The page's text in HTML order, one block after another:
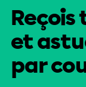
Reçois
et
par